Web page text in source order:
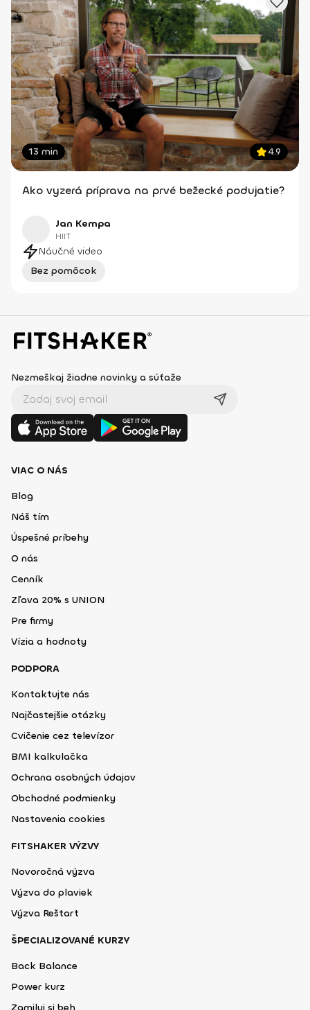
13 min 4.9
Ako vyzerá príprava na prvé bežecké podujatie?
Jan Kempa
HIIT
Náučné video
Bez pomôcok
Nezmeškaj žiadne novinky a súťaže
VIAC O NÁS
Blog
Náš tím
Úspešné príbehy
O nás
Cenník
Zľava 20% s UNION
Pre firmy
Vízia a hodnoty
PODPORA
Kontaktujte nás
Najčastejšie otázky
Cvičenie cez televízor
BMI kalkulačka
Ochrana osobných údajov
Obchodné podmienky
Nastavenia cookies
FITSHAKER VÝZVY
Novoročná výzva
Výzva do plaviek
Výzva Reštart
ŠPECIALIZOVANÉ KURZY
Back Balance
Power kurz